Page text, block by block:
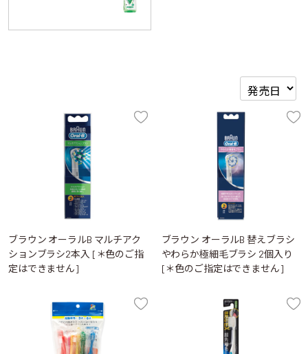
ブラウン オーラルB マルチアク
ションブラシ2本入 [＊色のご指
定はできません]
ブラウン オーラルB 替えブラシ
やわらか極細毛ブラシ 2個入り
[＊色のご指定はできません]